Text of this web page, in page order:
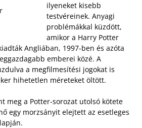
ilyeneket kisebb
testvéreinek. Anyagi
problémákkal küzdött,
amikor a Harry Potter
Angliában, 1997-ben és azóta
emberei közé. A
a megfilmesítési jogokat is
hihetetlen méreteket öltött.
meg a Potter-sorozat utolsó kötete
egy morzsányit elejtett az esetleges